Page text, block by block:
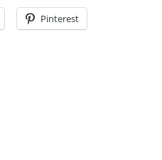
Pinterest